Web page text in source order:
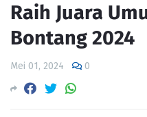
Raih Juara
Bontang 2024
Mei 01, 2024 0